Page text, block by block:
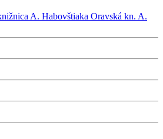
A. Habovštiaka Oravská kn. A.